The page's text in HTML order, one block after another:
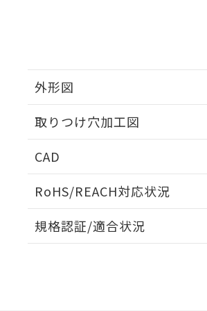
外形図
取りつけ穴加工図
CAD
RoHS/REACH対応状況
EU RoHS 注意事項・凡例
規格認証/適合状況